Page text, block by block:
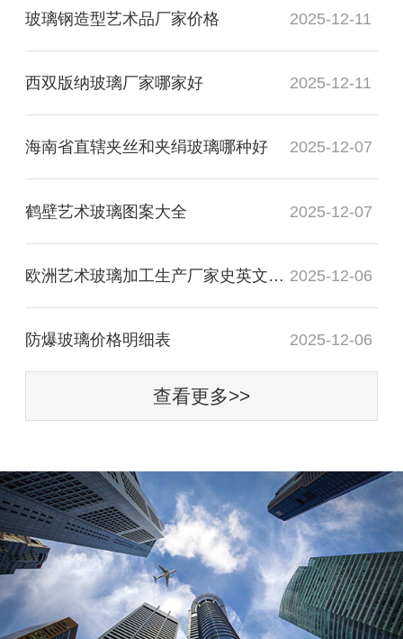
玻璃钢造型艺术品厂家价格 2025-12-11
西双版纳玻璃厂家哪家好 2025-12-11
海南省直辖夹丝和夹绢玻璃哪种好 2025-12-07
鹤壁艺术玻璃图案大全 2025-12-07
欧洲艺术玻璃加工生产厂家史英文名词解释 2025-12-06
防爆玻璃价格明细表 2025-12-06
查看更多>>